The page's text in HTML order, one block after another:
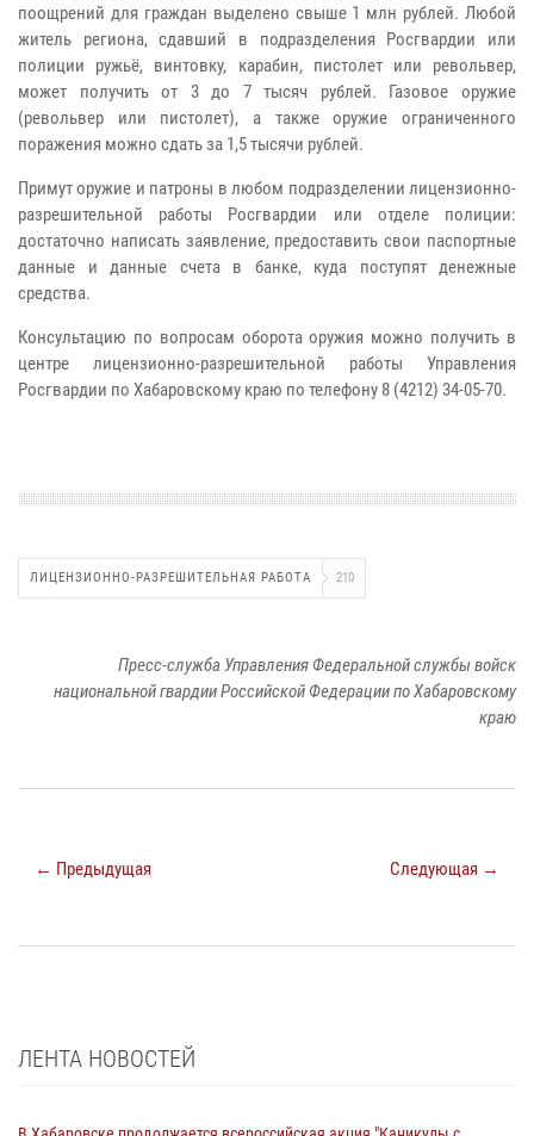
поощрений для граждан выделено свыше 1 млн рублей. Любой
житель региона, сдавший в подразделения Росгвардии или
полиции ружьё, винтовку, карабин, пистолет или револьвер,
может получить от 3 до 7 тысяч рублей. Газовое оружие
(револьвер или пистолет), а также оружие ограниченного
поражения можно сдать за 1,5 тысячи рублей.
Примут оружие и патроны в любом подразделении лицензионно-
разрешительной работы Росгвардии или отделе полиции:
достаточно написать заявление, предоставить свои паспортные
данные и данные счета в банке, куда поступят денежные
средства.
Консультацию по вопросам оборота оружия можно получить в
центре лицензионно-разрешительной работы Управления
Росгвардии по Хабаровскому краю по телефону 8 (4212) 34-05-70.
ЛИЦЕНЗИОННО-РАЗРЕШИТЕЛЬНАЯ РАБОТА 210
Пресс-служба Управления Федеральной службы войск
национальной гвардии Российской Федерации по Хабаровскому
краю
← Предыдущая Следующая →
ЛЕНТА НОВОСТЕЙ